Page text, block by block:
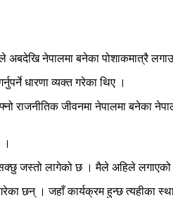
अबदेखि नेपालमा बनेका पोशाकमात्रै
धारणा व्यक्त गरेका थिए ।
राजनीतिक जीवनमा नेपालमा बनेका
।
जस्तो लागेको छ । मैले अहिले लगाएको
छन् । जहाँ कार्यक्रम हुन्छ